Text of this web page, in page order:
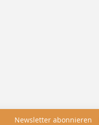
Newsletter abonnieren